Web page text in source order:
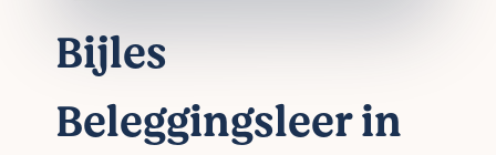
Bijles
Beleggingsleer in